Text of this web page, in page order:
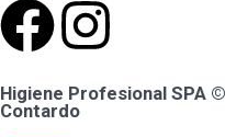
Higiene Profesional SPA
Contardo